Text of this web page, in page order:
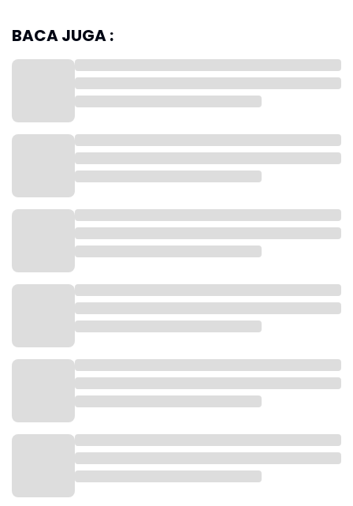
kawasan tersebut.
Gubernur Jawa Barat Dedi Mulyadi menjelaskan,
revitalisasi museum merupakan tindak lanjut dari
pelaksanaan Kirab Budaya Milangkala Tatar Sunda
yang sebelumnya digelar di Kota Bogor. Kegiatan
budaya itu melibatkan berbagai komunitas dan
perwakilan daerah dari seluruh Jawa Barat.
Menurut Dedi, penataan tidak hanya difokuskan
pada bangunan museum, tetapi juga mencakup
perbaikan infrastruktur pendukung seperti jalan,
BACA JUGA :